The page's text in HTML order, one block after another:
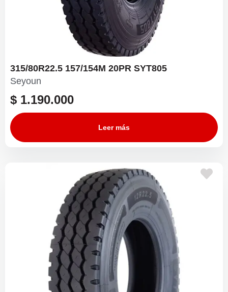
315/80R22.5 157/154M 20PR SYT805
Seyoun
$ 1.190.000
Leer más